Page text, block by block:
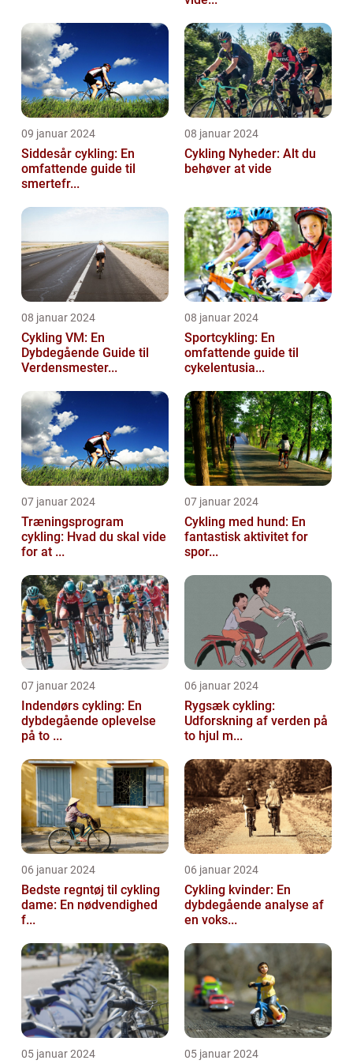
09 januar 2024
Siddesår cykling: En
omfattende guide til
smertefr...
08 januar 2024
Cykling Nyheder: Alt du
behøver at vide
08 januar 2024
Cykling VM: En
Dybdegående Guide til
Verdensmester...
08 januar 2024
Sportcykling: En
omfattende guide til
cykelentusia...
07 januar 2024
Træningsprogram
cykling: Hvad du skal vide
for at ...
07 januar 2024
Cykling med hund: En
fantastisk aktivitet for
spor...
07 januar 2024
Indendørs cykling: En
dybdegående oplevelse
på to ...
06 januar 2024
Rygsæk cykling:
Udforskning af verden på
to hjul m...
06 januar 2024
Bedste regntøj til cykling
dame: En nødvendighed
f...
06 januar 2024
Cykling kvinder: En
dybdegående analyse af
en voks...
05 januar 2024 05 januar 2024